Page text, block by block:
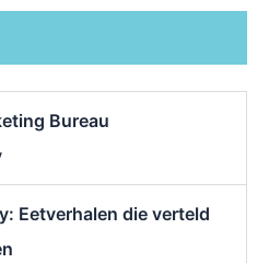
Bureau
Eetverhalen die verteld